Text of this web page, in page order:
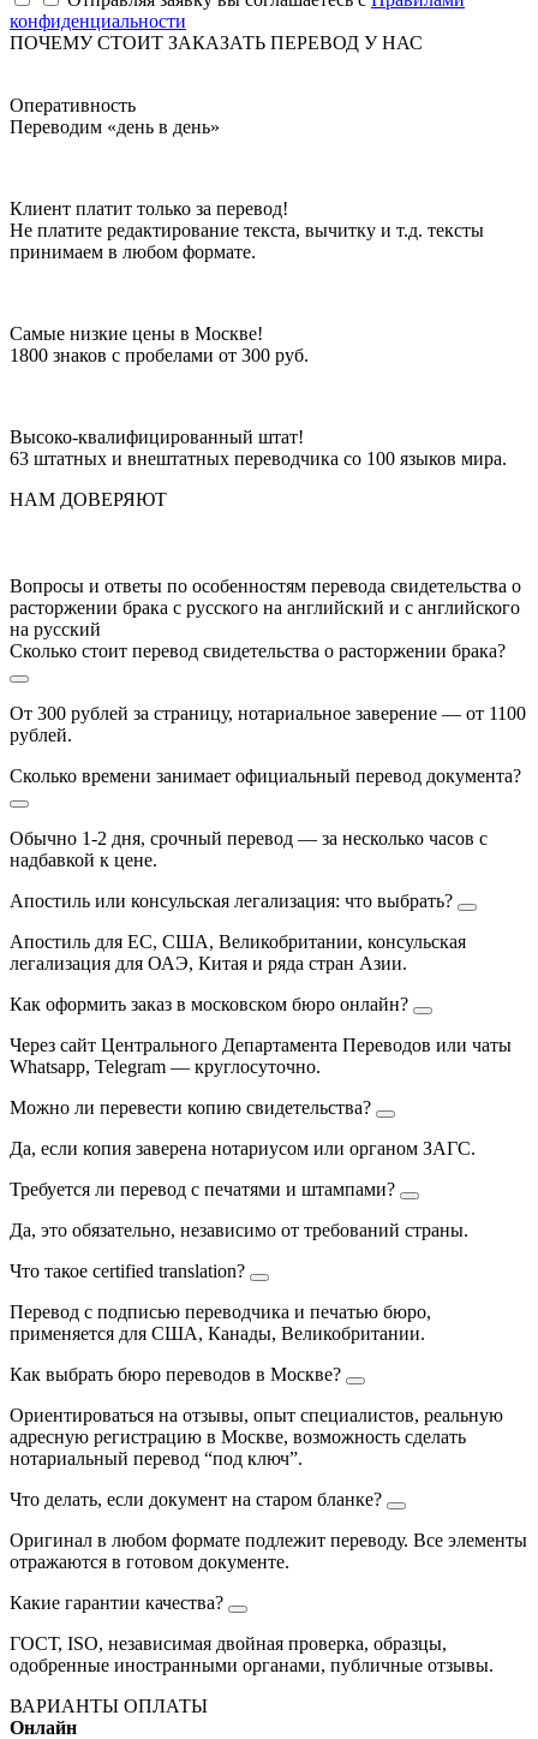
конфиденциальности
ПОЧЕМУ СТОИТ ЗАКАЗАТЬ ПЕРЕВОД У НАС
Оперативность
Переводим «день в день»
Клиент платит только за перевод!
Не платите редактирование текста, вычитку и т.д. тексты
принимаем в любом формате.
Самые низкие цены в Москве!
1800 знаков с пробелами от 300 руб.
Высоко-квалифицированный штат!
63 штатных и внештатных переводчика со 100 языков мира.
НАМ ДОВЕРЯЮТ
Вопросы и ответы по особенностям перевода свидетельства о
расторжении брака с русского на английский и с английского
на русский
Сколько стоит перевод свидетельства о расторжении брака?
От 300 рублей за страницу, нотариальное заверение — от 1100
рублей.
Сколько времени занимает официальный перевод документа?
Обычно 1-2 дня, срочный перевод — за несколько часов с
надбавкой к цене.
Апостиль или консульская легализация: что выбрать?
Апостиль для ЕС, США, Великобритании, консульская
легализация для ОАЭ, Китая и ряда стран Азии.
Как оформить заказ в московском бюро онлайн?
Через сайт Центрального Департамента Переводов или чаты
Whatsapp, Telegram — круглосуточно.
Можно ли перевести копию свидетельства?
Да, если копия заверена нотариусом или органом ЗАГС.
Требуется ли перевод с печатями и штампами?
Да, это обязательно, независимо от требований страны.
Что такое certified translation?
Перевод с подписью переводчика и печатью бюро,
применяется для США, Канады, Великобритании.
Как выбрать бюро переводов в Москве?
Ориентироваться на отзывы, опыт специалистов, реальную
адресную регистрацию в Москве, возможность сделать
нотариальный перевод “под ключ”.
Что делать, если документ на старом бланке?
Оригинал в любом формате подлежит переводу. Все элементы
отражаются в готовом документе.
Какие гарантии качества?
ГОСТ, ISO, независимая двойная проверка, образцы,
одобренные иностранными органами, публичные отзывы.
ВАРИАНТЫ ОПЛАТЫ
Онлайн